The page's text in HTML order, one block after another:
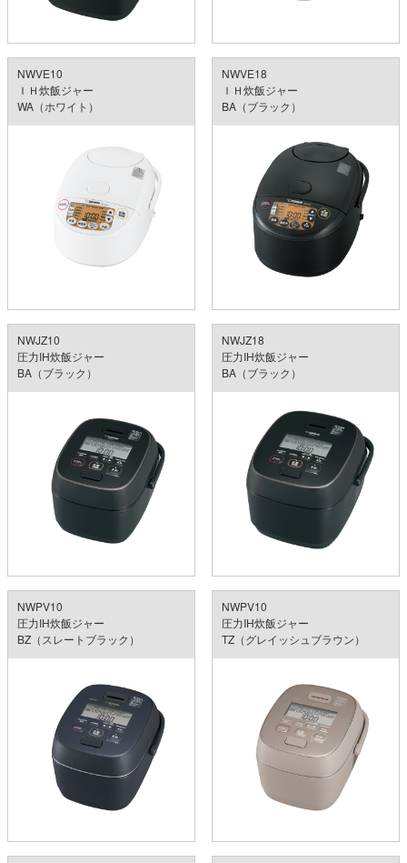
NWVE10
ＩＨ炊飯ジャー
WA（ホワイト）
NWVE18
ＩＨ炊飯ジャー
BA（ブラック）
NWJZ10
圧力IH炊飯ジャー
BA（ブラック）
NWJZ18
圧力IH炊飯ジャー
BA（ブラック）
NWPV10
圧力IH炊飯ジャー
BZ（スレートブラック）
NWPV10
圧力IH炊飯ジャー
TZ（グレイッシュブラウン）